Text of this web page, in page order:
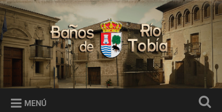
Saltar
al
contenido
Buscar
Baños de Río Tobía
MENÚ